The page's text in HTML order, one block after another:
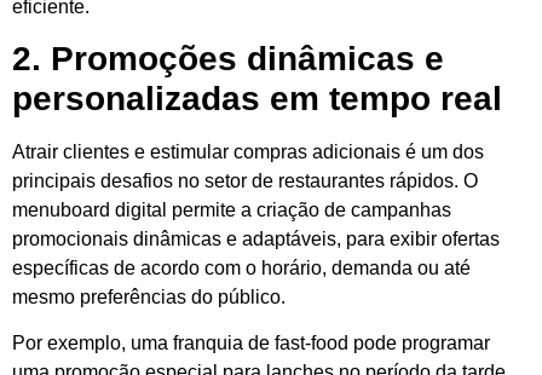
eficiente.
2. Promoções dinâmicas e
personalizadas em tempo real
Atrair clientes e estimular compras adicionais é um dos
principais desafios no setor de restaurantes rápidos. O
menuboard digital permite a criação de campanhas
promocionais dinâmicas e adaptáveis, para exibir ofertas
específicas de acordo com o horário, demanda ou até
mesmo preferências do público.
Por exemplo, uma franquia de fast-food pode programar